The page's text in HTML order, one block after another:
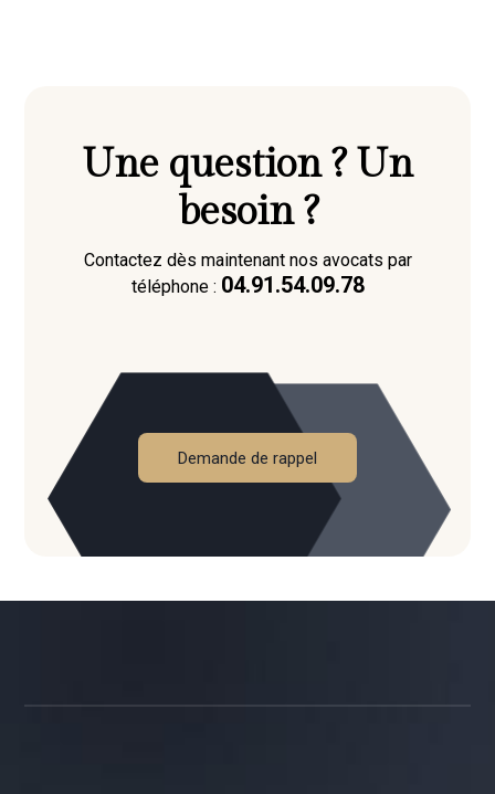
Une question ? Un
besoin ?
Contactez dès maintenant nos avocats par
téléphone : 04.91.54.09.78
Demande de rappel